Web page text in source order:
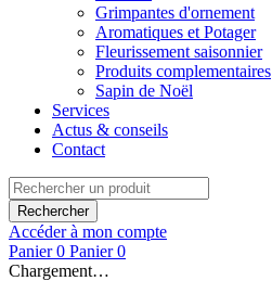
Grimpantes d'ornement
Aromatiques et Potager
Fleurissement saisonnier
Produits complementaires
Sapin de Noël
Services
Actus & conseils
Contact
Rechercher
Accéder à mon compte
Panier 0 Panier 0
Chargement…